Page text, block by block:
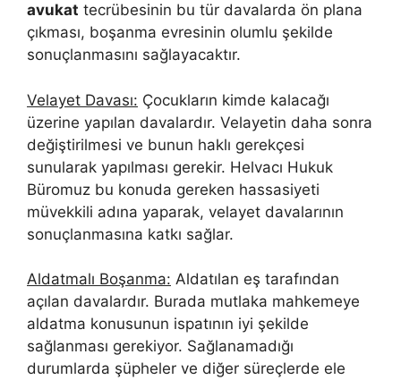
avukat tecrübesinin bu tür davalarda ön plana
çıkması, boşanma evresinin olumlu şekilde
sonuçlanmasını sağlayacaktır.
Velayet Davası: Çocukların kimde kalacağı
üzerine yapılan davalardır. Velayetin daha sonra
değiştirilmesi ve bunun haklı gerekçesi
sunularak yapılması gerekir. Helvacı Hukuk
Büromuz bu konuda gereken hassasiyeti
müvekkili adına yaparak, velayet davalarının
sonuçlanmasına katkı sağlar.
Aldatmalı Boşanma: Aldatılan eş tarafından
açılan davalardır. Burada mutlaka mahkemeye
aldatma konusunun ispatının iyi şekilde
sağlanması gerekiyor. Sağlanamadığı
durumlarda şüpheler ve diğer süreçlerde ele